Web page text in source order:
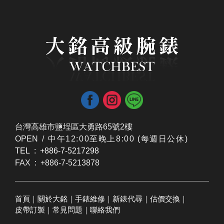
台灣高雄市鹽埕區大勇路65號2樓
OPEN / ​中午12:00至晚上8:00 (每週日公休)
TEL : +886-7-5217298
FAX : +886-7-5213878
首頁 ｜ 關於大銘 ｜ 手錶維修 ｜ 新錶代尋 ｜ 估價交換 ｜
皮帶訂製 ｜ 常見問題 ｜ 聯絡我們